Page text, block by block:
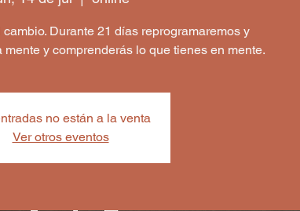
Durante 21 días reprogramaremos y
y comprenderás lo que tienes en mente.
no están a la venta
Ver otros eventos